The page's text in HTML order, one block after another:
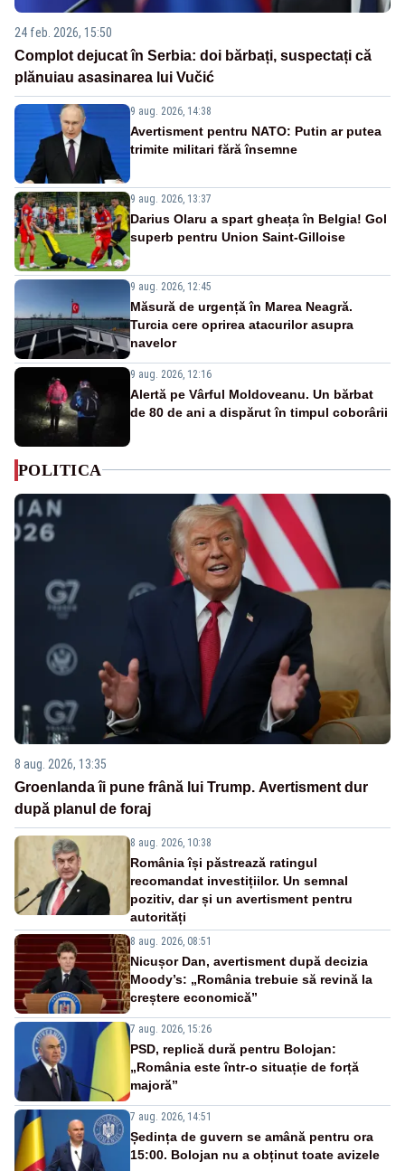
24 feb. 2026, 15:50
Complot dejucat în Serbia: doi bărbați, suspectați că
plănuiau asasinarea lui Vučić
9 aug. 2026, 14:38
Avertisment pentru NATO: Putin ar putea
trimite militari fără însemne
9 aug. 2026, 13:37
Darius Olaru a spart gheața în Belgia! Gol
superb pentru Union Saint-Gilloise
9 aug. 2026, 12:45
Măsură de urgență în Marea Neagră.
Turcia cere oprirea atacurilor asupra
navelor
9 aug. 2026, 12:16
Alertă pe Vârful Moldoveanu. Un bărbat
de 80 de ani a dispărut în timpul coborârii
POLITICA
8 aug. 2026, 13:35
Groenlanda îi pune frână lui Trump. Avertisment dur
după planul de foraj
8 aug. 2026, 10:38
România își păstrează ratingul
recomandat investițiilor. Un semnal
pozitiv, dar și un avertisment pentru
autorități
8 aug. 2026, 08:51
Nicușor Dan, avertisment după decizia
Moody’s: „România trebuie să revină la
creștere economică”
7 aug. 2026, 15:26
PSD, replică dură pentru Bolojan:
„România este într-o situație de forță
majoră”
7 aug. 2026, 14:51
Ședința de guvern se amână pentru ora
15:00. Bolojan nu a obținut toate avizele